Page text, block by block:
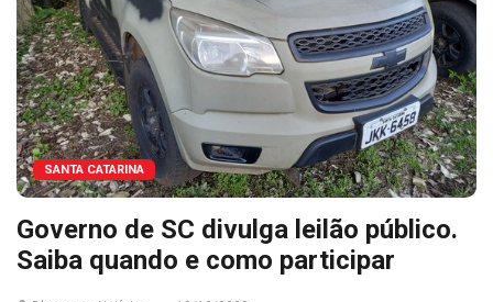
SANTA CATARINA
Governo de SC divulga leilão público.
Saiba quando e como participar